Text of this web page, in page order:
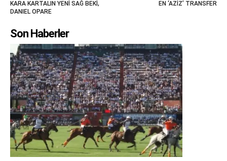
KARA KARTALIN YENİ SAĞ BEKİ,
DANIEL OPARE
EN ‘AZİZ’ TRANSFER
Son Haberler